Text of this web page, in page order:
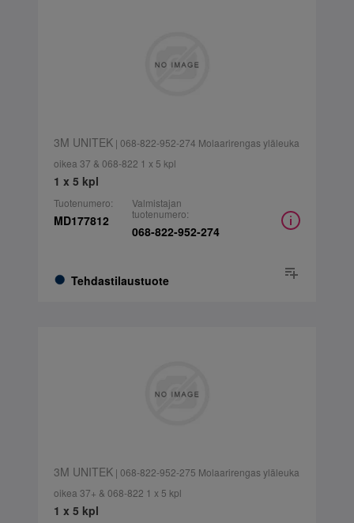
3M UNITEK| 068-822-952-274 Molaarirengas yläleuka
oikea 37 & 068-822 1 x 5 kpl
1 x 5 kpl
Tuotenumero:
MD177812
Tehdastilaustuote
Valmistajan
tuotenumero:
068-822-952-274
3M UNITEK| 068-822-952-275 Molaarirengas yläleuka
oikea 37+ & 068-822 1 x 5 kpl
1 x 5 kpl